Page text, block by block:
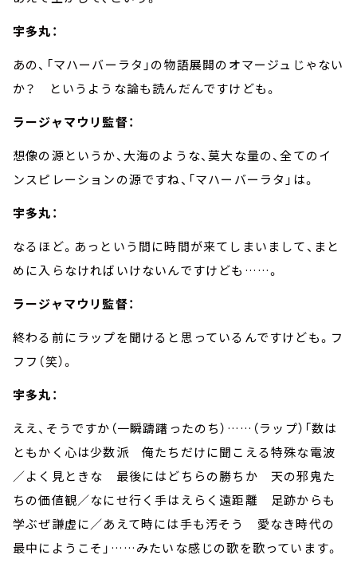
宇多丸：
あの、「マハーバーラタ」の物語展開のオマージュじゃない
か？ というような論も読んだんですけども。
ラージャマウリ監督：
想像の源というか、大海のような、莫大な量の、全てのイ
ンスピレーションの源ですね、「マハーバーラタ」は。
宇多丸：
なるほど。あっという間に時間が来てしまいまして、まと
めに入らなければいけないんですけども ……。
ラージャマウリ監督：
終わる前にラップを聞けると思っているんですけども。フ
フフ（笑）。
宇多丸：
ええ、そうですか（一瞬躊躇ったのち） …… （ラップ）「数は
ともかく心は少数派 俺たちだけに聞こえる特殊な電波
／よく見ときな 最後にはどちらの勝ちか 天の邪鬼た
ちの価値観／なにせ行く手はえらく遠距離 足跡からも
学ぶぜ謙虚に／あえて時には手も汚そう 愛なき時代の
最中にようこそ」 ……みたいな感じの歌を歌っています。